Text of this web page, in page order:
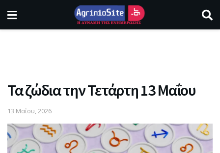
Τα ζώδια την Τετάρτη 13 Μαΐου
13 Μαΐου, 2026